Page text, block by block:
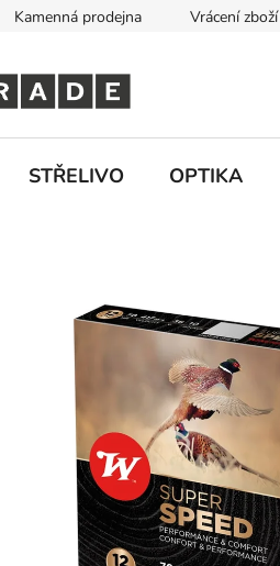
Kamenná prodejna Vrácení zboží
STŘELIVO OPTIKA